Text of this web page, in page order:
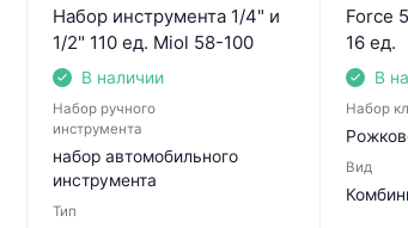
Набор инструмента 1/4" и
1/2" 110 ед. Miol 58-100
В наличии
Набор ручного
инструмента
набор автомобильного
инструмента
Тип
Force
16 ед.
В
Набор
Вид